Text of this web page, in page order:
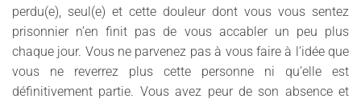
perdu(e), seul(e) et cette douleur dont vous vous sentez
prisonnier n’en finit pas de vous accabler un peu plus
chaque jour. Vous ne parvenez pas à vous faire à l’idée que
vous ne reverrez plus cette personne ni qu’elle est
définitivement partie. Vous avez peur de son absence et